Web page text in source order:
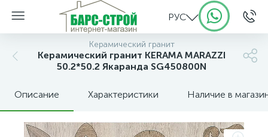
РУС
Керамический гранит
Керамический гранит KERAMA MARAZZI
50.2*50.2 Якаранда SG450800N
Описание Характеристики Наличие в